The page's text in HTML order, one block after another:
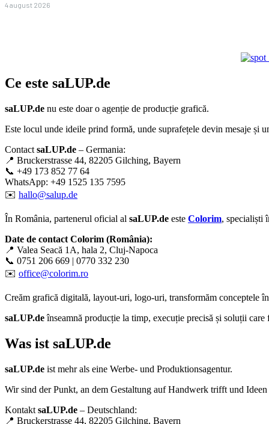
4 august 2026
Ce este saLUP.de
saLUP.de nu este doar o agenție de producție grafică.
Este locul unde ideile prind formă, unde suprafețele devin mesaje și
Contact saLUP.de – Germania:
📍 Bruckerstrasse 44, 82205 Gilching, Bayern
📞 +49 173 852 77 64
WhatsApp: +49 1525 135 7595
✉️ hallo@salup.de
În România, partenerul oficial al saLUP.de este Colorim, specialiști
Date de contact Colorim (România):
📍 Valea Seacă 1A, hala 2, Cluj-Napoca
📞 0751 206 669 | 0770 332 230
✉️ office@colorim.ro
Creăm grafică digitală, layout-uri, logo-uri, transformăm conceptele
saLUP.deînseamnă producție la timp, execuție precisă și soluții
Was ist saLUP.de
saLUP.de ist mehr als eine Werbe- und Produktionsagentur.
Wir sind der Punkt, an dem Gestaltung auf Handwerk trifft und
Kontakt saLUP.de – Deutschland:
📍 Bruckerstrasse 44, 82205 Gilching, Bayern